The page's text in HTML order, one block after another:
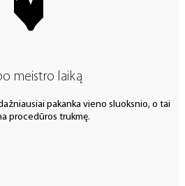
meistro laiką
pakanka vieno sluoksnio, o tai
procedūros trukmę.